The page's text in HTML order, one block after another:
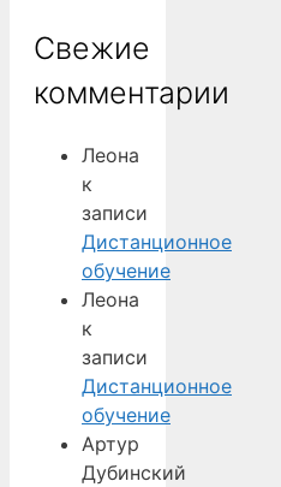
Свежие
комментарии
Леона
к
записи
Дистанционное
обучение
Леона
к
записи
Дистанционное
обучение
Артур
Дубинский